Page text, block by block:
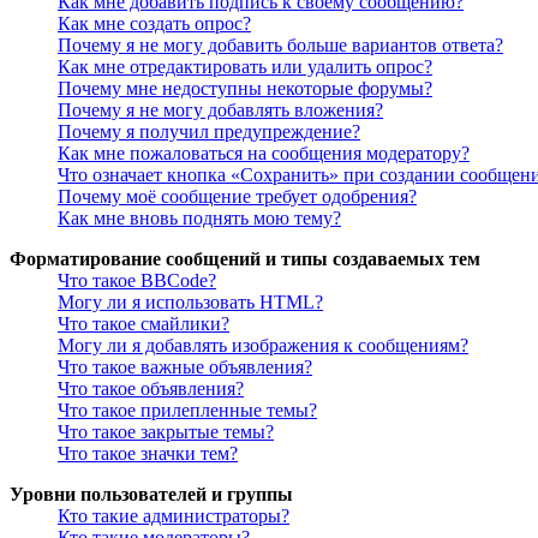
Как мне создать опрос?
Почему я не могу добавить больше вариантов ответа?
Как мне отредактировать или удалить опрос?
Почему мне недоступны некоторые форумы?
Почему я не могу добавлять вложения?
Почему я получил предупреждение?
Как мне пожаловаться на сообщения модератору?
Что означает кнопка «Сохранить» при создании
Почему моё сообщение требует одобрения?
Как мне вновь поднять мою тему?
Форматирование сообщений и типы создаваемых тем
Что такое BBCode?
Могу ли я использовать HTML?
Что такое смайлики?
Могу ли я добавлять изображения к сообщениям?
Что такое важные объявления?
Что такое объявления?
Что такое прилепленные темы?
Что такое закрытые темы?
Что такое значки тем?
Уровни пользователей и группы
Кто такие администраторы?